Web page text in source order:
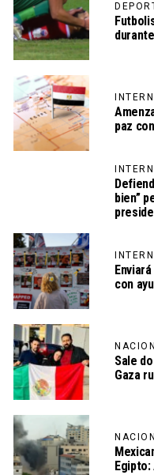
paz
bien”
con
Sale
Gaza
Egipto: